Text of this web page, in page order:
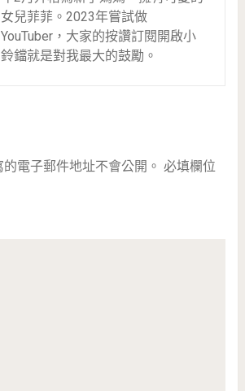
女兒菲菲。2023年嘗試做
YouTuber，大家的按讚訂閱開啟小
鈴鐺就是對我最大的鼓勵。
電子郵件地址不會公開。 必填欄位